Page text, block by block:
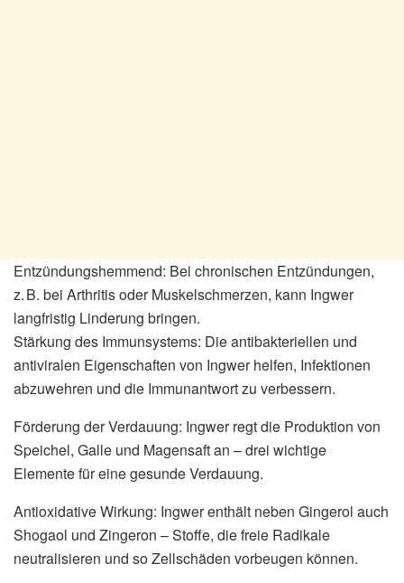
Entzündungshemmend: Bei chronischen Entzündungen,
z. B. bei Arthritis oder Muskelschmerzen, kann Ingwer
langfristig Linderung bringen.
Stärkung des Immunsystems: Die antibakteriellen und
antiviralen Eigenschaften von Ingwer helfen, Infektionen
abzuwehren und die Immunantwort zu verbessern.
Förderung der Verdauung: Ingwer regt die Produktion von
Speichel, Galle und Magensaft an – drei wichtige
Elemente für eine gesunde Verdauung.
Antioxidative Wirkung: Ingwer enthält neben Gingerol auch
Shogaol und Zingeron – Stoffe, die freie Radikale
neutralisieren und so Zellschäden vorbeugen können.